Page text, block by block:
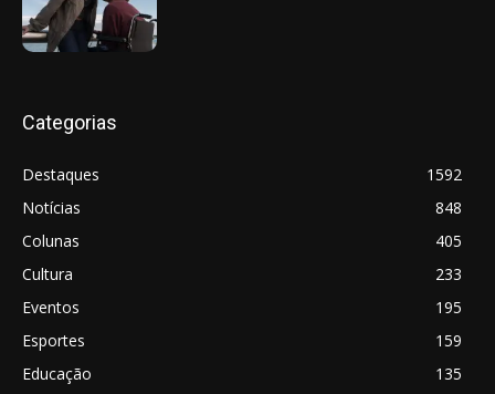
Categorias
Destaques
1592
Notícias
848
Colunas
405
Cultura
233
Eventos
195
Esportes
159
Educação
135